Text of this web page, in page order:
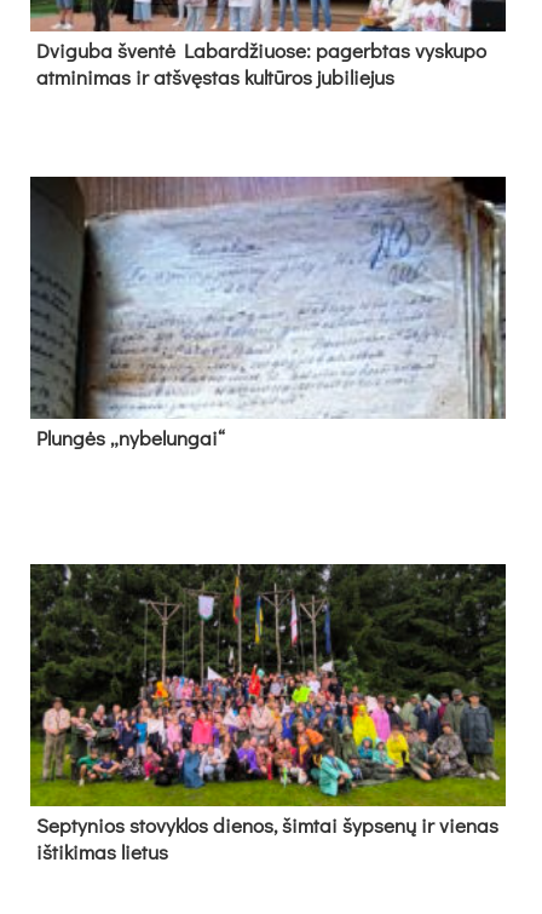
Dvi­gu­ba šven­tė La­bar­džiuo­se: pa­gerb­tas vys­ku­po
at­mi­ni­mas ir at­švęs­tas kul­tū­ros ju­bi­lie­jus
Plun­gės „ny­be­lun­gai“
Sep­ty­nios sto­vyk­los die­nos, šim­tai šyp­se­nų ir vie­nas
iš­ti­ki­mas lie­tus